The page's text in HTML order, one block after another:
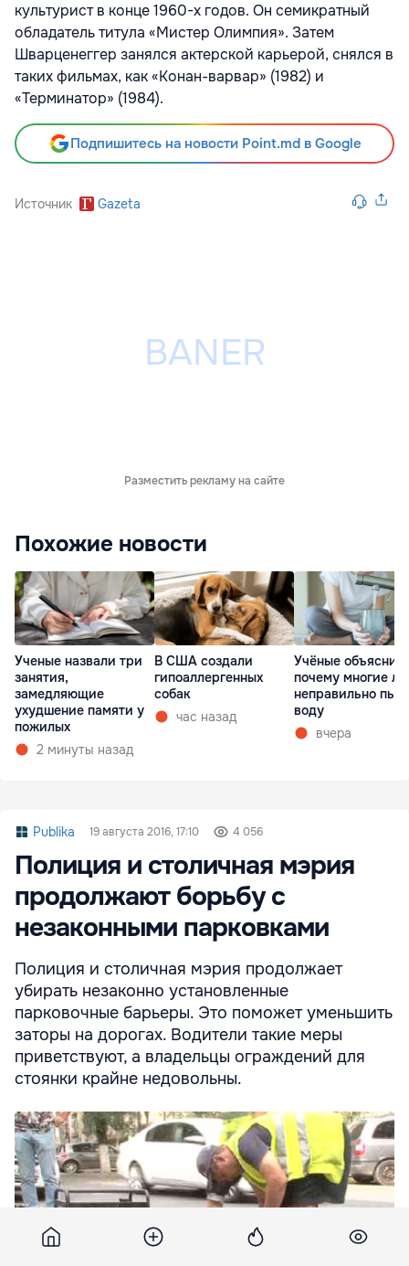
культурист в конце 1960-х годов. Он семикратный
обладатель титула «Мистер Олимпия». Затем
Шварценеггер занялся актерской карьерой, снялся в
таких фильмах, как «Конан-варвар» (1982) и
«Терминатор» (1984).
Подпишитесь на новости Point.md в Google
Источник Gazeta
Разместить рекламу на сайте
Похожие новости
Ученые назвали три
занятия,
замедляющие
ухудшение памяти у
пожилых
2 минуты назад
В США создали
гипоаллергенных
собак
час назад
Учёные
почему многие
неправильно
воду
вчера
Publika 19 августа 2016, 17:10 4 056
Полиция и столичная мэрия
продолжают борьбу с
незаконными парковками
Полиция и столичная мэрия продолжает
убирать незаконно установленные
парковочные барьеры. Это поможет уменьшить
заторы на дорогах. Водители такие меры
приветствуют, а владельцы ограждений для
стоянки крайне недовольны.